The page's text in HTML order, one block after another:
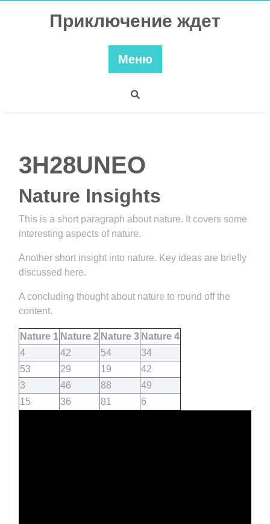
Приключение ждет
Меню
3H28UNEO
Nature Insights
This is a short paragraph about nature. It covers some
interesting aspects of nature.
Another short insight into nature. Key ideas are briefly
discussed here.
A concluding thought about nature to round off the
content.
Nature 1 Nature 2 Nature 3 Nature 4
4
42 54
34
53
29 19
42
3
46 88
49
15
36 81 6